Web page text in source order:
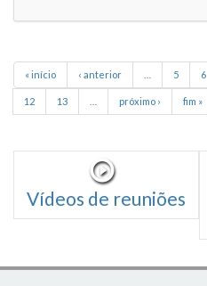
« início ‹ anterior 5 6
12 13 próximo › fim »
Vídeos de reuniões